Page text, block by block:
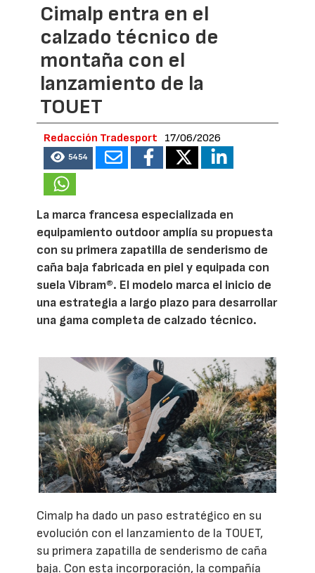
Cimalp entra en el
calzado técnico de
montaña con el
lanzamiento de la
TOUET
Redacción Tradesport 17/06/2026
5454
La marca francesa especializada en
equipamiento outdoor amplía su propuesta
con su primera zapatilla de senderismo de
caña baja fabricada en piel y equipada con
suela Vibram®. El modelo marca el inicio de
una estrategia a largo plazo para desarrollar
una gama completa de calzado técnico.
Cimalp ha dado un paso estratégico en su
evolución con el lanzamiento de la TOUET,
su primera zapatilla de senderismo de caña
baja. Con esta incorporación, la compañía